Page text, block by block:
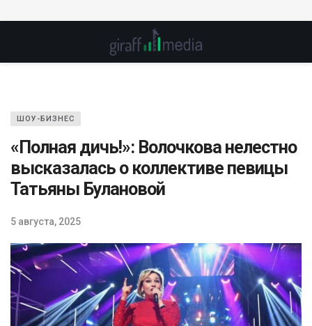
ШОУ-БИЗНЕС
«Полная дичь!»: Волочкова нелестно
высказалась о коллективе певицы
Татьяны Булановой
5 августа, 2025